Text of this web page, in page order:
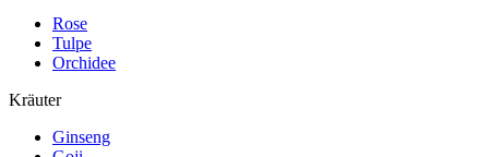
Rose
Tulpe
Orchidee
Kräuter
Ginseng